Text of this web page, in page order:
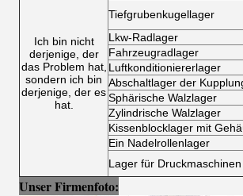
Ich bin nicht
derjenige, der
das Problem hat,
sondern ich bin
derjenige, der es
hat.
Tiefgrubenkugellager
Lkw-Radlager
Fahrzeugradlager
Luftkonditioniererlager
Abschaltlager der
Sphärische Walzlager
Zylindrische Walzlager
Kissenblocklager mit
Ein Nadelrollenlager
Lager für Druckmaschinen
Unser Firmenfoto: